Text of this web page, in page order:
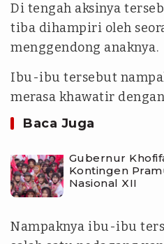
Di tengah aksinya
tiba dihampiri oleh
menggendong anaknya.
Ibu-ibu tersebut
merasa khawatir
Baca Juga
Gubernur
Kontingen
Nasional XII
Nampaknya ibu-ibu